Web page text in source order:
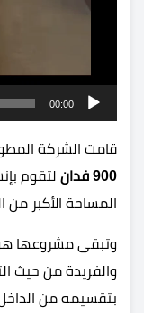
00:00
قامت الشركة
900 فدان
لتقوم
المساحة الأكبر
وتبقى مشروعها هو
والفريدة من حيث
بتقسيمه من